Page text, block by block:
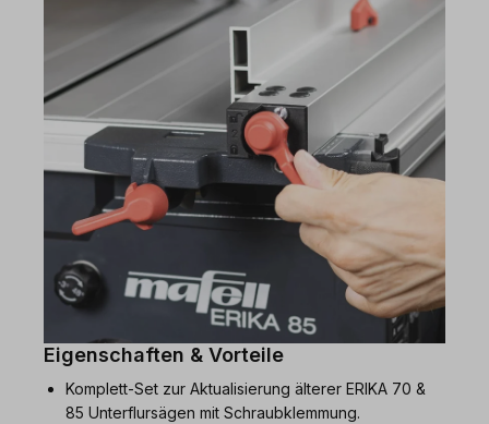
Eigenschaften & Vorteile
Komplett-Set zur Aktualisierung älterer ERIKA 70 &
85 Unterflursägen mit Schraubklemmung.